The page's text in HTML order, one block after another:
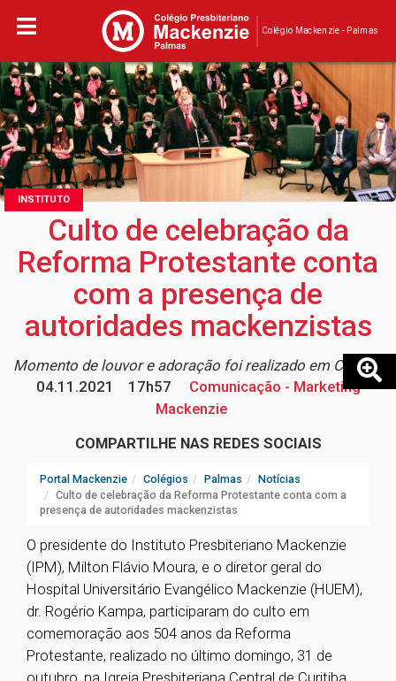
Colégio Mackenzie - Palmas
INSTITUTO
Culto de celebração da
Reforma Protestante conta
com a presença de
autoridades mackenzistas
Momento de louvor e adoração foi realizado em Curitiba
04.11.2021
17h57
Comunicação - Marketing
Mackenzie
COMPARTILHE NAS REDES SOCIAIS
Portal Mackenzie Colégios Palmas
Notícias
Culto de celebração da Reforma Protestante conta com a
presença de autoridades mackenzistas
O presidente do Instituto Presbiteriano Mackenzie
(IPM), Milton Flávio Moura, e o diretor geral do
Hospital Universitário Evangélico Mackenzie (HUEM),
dr. Rogério Kampa, participaram do culto em
comemoração aos 504 anos da Reforma
Protestante, realizado no último domingo, 31 de